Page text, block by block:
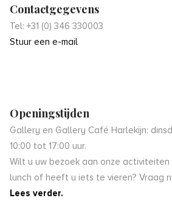
Contactgegevens
Tel: +31 (0) 346 330003
Stuur een e-mail
Openingstijden
Gallery en Gallery Café Harlekijn:
10:00 tot 17:00 uur.
Wilt u uw bezoek aan onze activiteiten
lunch of heeft u iets te vieren? Vraag
Lees verder.